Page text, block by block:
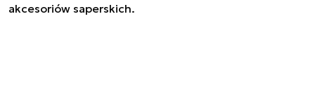
akcesoriów saperskich.